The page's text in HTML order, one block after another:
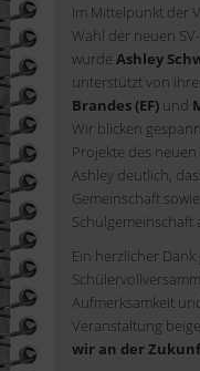
Im Mittelpunkt der
Wahl der neuen
wurde Ashley
unterstützt von
Brandes (EF)und
Wir blicken
Projekte des
Ashley deutlich,
Gemeinschaft
Schulgemeinschaft
Ein herzlicher
Aufmerksamkeit
Veranstaltung
wir an der